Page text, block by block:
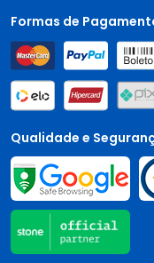
Formas de
Qualidade e